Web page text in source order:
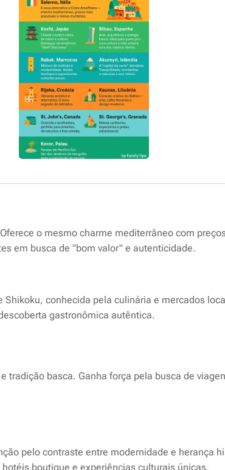
o mesmo charme mediterrâneo com
em busca de "bom valor" e autenticidade.
Shikoku, conhecida pela culinária e mercados
gastronômica autêntica.
tradição basca. Ganha força pela busca de
pelo contraste entre modernidade e herança
boutique e experiências culturais únicas.